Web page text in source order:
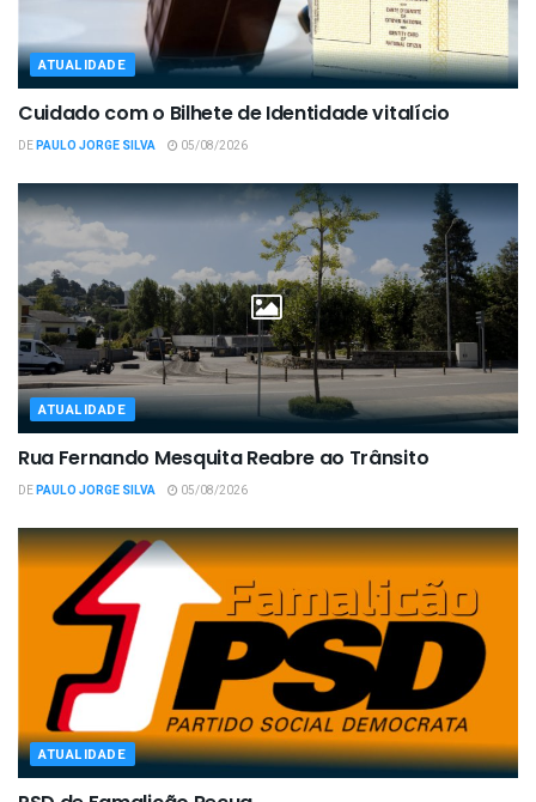
ATUALIDADE
Cuidado com o Bilhete de Identidade vitalício
DEPAULO JORGE SILVA 05/08/2026
ATUALIDADE
Rua Fernando Mesquita Reabre ao Trânsito
DEPAULO JORGE SILVA 05/08/2026
ATUALIDADE